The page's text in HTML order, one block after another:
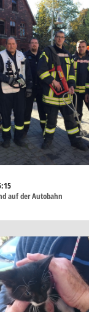
auf der Autobahn